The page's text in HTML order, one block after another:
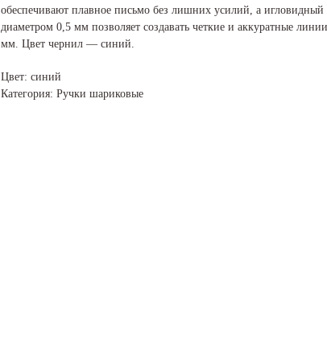
обеспечивают плавное письмо без лишних усилий, а
диаметром 0,5 мм позволяет создавать четкие и аккуратные
мм. Цвет чернил — синий.
Цвет: синий
Категория: Ручки шариковые